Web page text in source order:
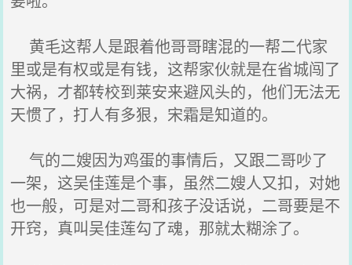
黄毛这帮人是跟着他哥哥瞎混的一帮二代家
里或是有权或是有钱，这帮家伙就是在省城闯了
大祸，才都转校到莱安来避风头的，他们无法无
天惯了，打人有多狠，宋霜是知道的。
气的二嫂因为鸡蛋的事情后，又跟二哥吵了
一架，这吴佳莲是个事，虽然二嫂人又扣，对她
也一般，可是对二哥和孩子没话说，二哥要是不
开窍，真叫吴佳莲勾了魂，那就太糊涂了。